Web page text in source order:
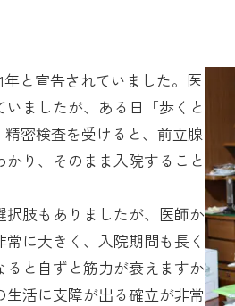
と宣告されていました。医
ましたが、ある日「歩くと
密検査を受けると、前立腺
り、そのまま入院すること
肢もありましたが、医師か
に大きく、入院期間も長く
と自ずと筋力が衰えますか
活に支障が出る確立が非常